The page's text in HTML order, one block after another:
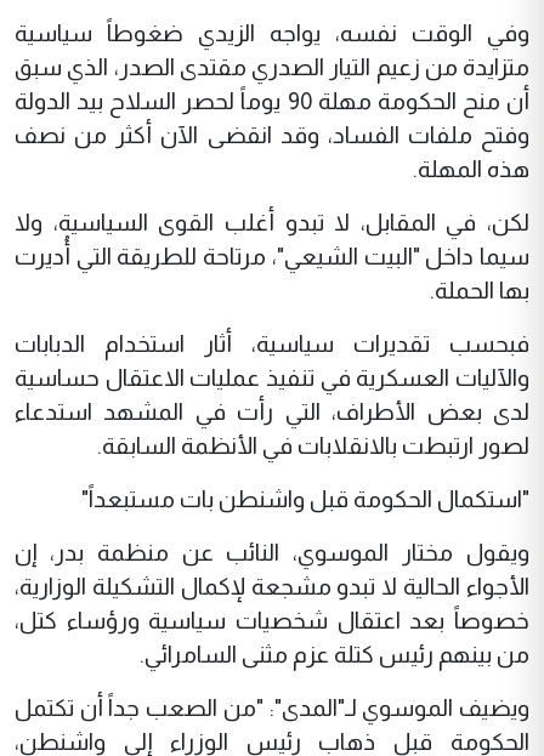
وفي الوقت نفسه، يواجه الزيدي ضغوطاً سياسية
متزايدة من زعيم التيار الصدري مقتدى الصدر، الذي سبق
أن منح الحكومة مهلة 90 يوماً لحصر السلاح بيد الدولة
وفتح ملفات الفساد، وقد انقضى الآن أكثر من نصف
هذه المهلة.
لكن، في المقابل، لا تبدو أغلب القوى السياسية، ولا
سيما داخل "البيت الشيعي"، مرتاحة للطريقة التي أُديرت
بها الحملة.
فبحسب تقديرات سياسية، أثار استخدام الدبابات
والآليات العسكرية في تنفيذ عمليات الاعتقال حساسية
لدى بعض الأطراف، التي رأت في المشهد استدعاء
لصور ارتبطت بالانقلابات في الأنظمة السابقة.
"استكمال الحكومة قبل واشنطن بات مستبعداً"
ويقول مختار الموسوي، النائب عن منظمة بدر، إن
الأجواء الحالية لا تبدو مشجعة لإكمال التشكيلة الوزارية،
خصوصاً بعد اعتقال شخصيات سياسية ورؤساء كتل،
من بينهم رئيس كتلة عزم مثنى السامرائي.
ويضيف الموسوي لـ"المدى": "من الصعب جداً أن تكتمل
الحكومة قبل ذهاب رئيس الوزراء إلى واشنطن،